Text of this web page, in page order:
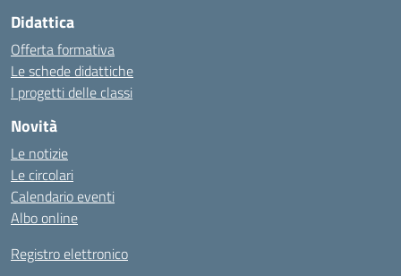
Didattica
Offerta formativa
Le schede didattiche
I progetti delle classi
Novità
Le notizie
Le circolari
Calendario eventi
Albo online
Registro elettronico